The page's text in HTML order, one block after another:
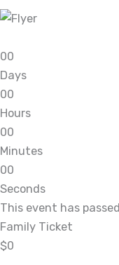
00
Days
00
Hours
00
Minutes
00
Seconds
This event has passed
Family Ticket
$0